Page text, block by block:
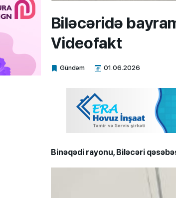
Biləcəridə
Videofakt
Gündəm 01.06.2026
Xalq.Online
Binəqədi rayonu, Biləcəri